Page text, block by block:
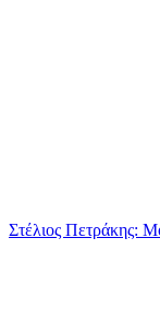
Στέλιος Πετράκης: